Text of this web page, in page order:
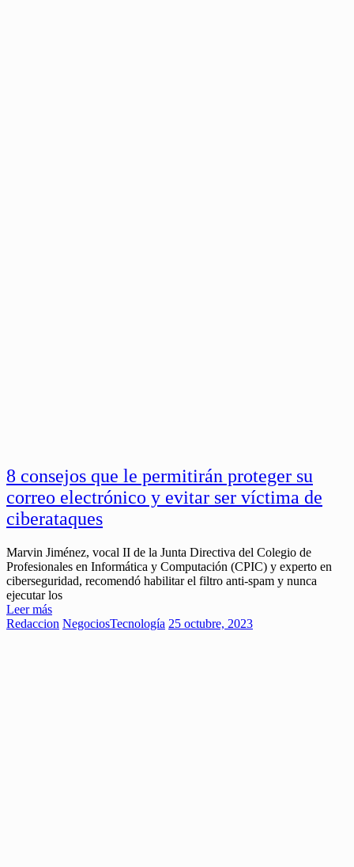
8 consejos que le permitirán proteger su
correo electrónico y evitar ser víctima de
ciberataques
Marvin Jiménez, vocal II de la Junta Directiva del Colegio de
Profesionales en Informática y Computación (CPIC) y experto en
ciberseguridad, recomendó habilitar el filtro anti-spam y nunca
ejecutar los
Leer más
Redaccion NegociosTecnología 25 octubre, 2023